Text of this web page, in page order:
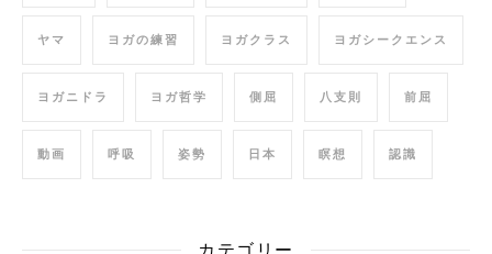
ヤマ ヨガの練習 ヨガクラス ヨガシークエンス
ヨガニドラ ヨガ哲学 側屈 八支則 前屈
動画 呼吸 姿勢 日本 瞑想 認識
カテゴリー